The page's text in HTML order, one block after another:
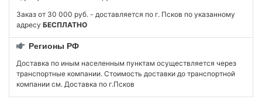
Заказ от 30 000 руб. - доставляется по г. Псков по указанному
адресу БЕСПЛАТНО
Регионы РФ
Доставка по иным населенным пунктам осуществляется через
транспортные компании. Стоимость доставки до транспортной
компании см. Доставка по г.Псков